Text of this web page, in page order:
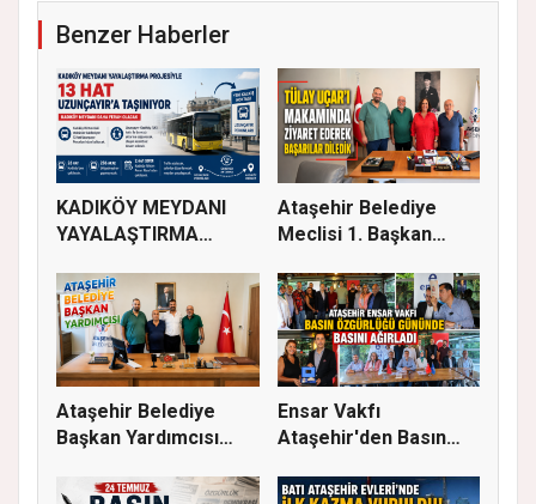
Benzer Haberler
KADIKÖY MEYDANI
YAYALAŞTIRMA
Ataşehir Belediye
Meclisi 1. Başkan
Ataşehir Belediye
Başkan Yardımcısı
Ensar Vakfı
Ataşehir'den Basın